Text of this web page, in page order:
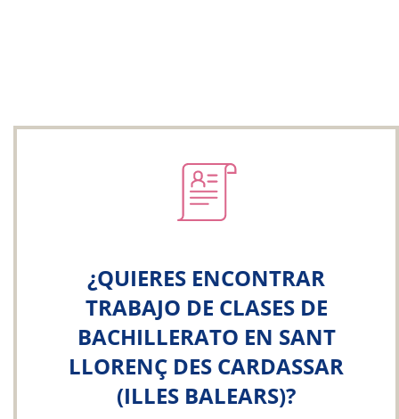
¿QUIERES ENCONTRAR
TRABAJO DE CLASES DE
BACHILLERATO EN SANT
LLORENÇ DES CARDASSAR
(ILLES BALEARS)?